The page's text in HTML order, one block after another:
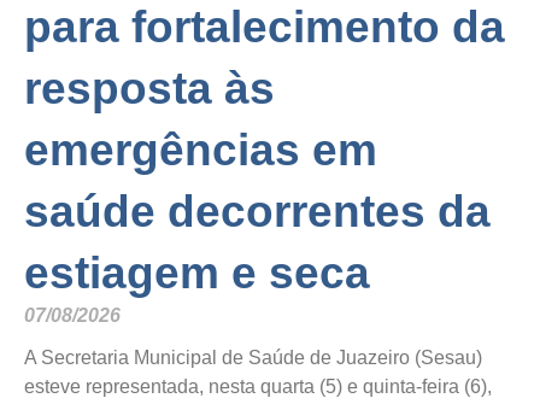
para fortalecimento da
resposta às
emergências em
saúde decorrentes da
estiagem e seca
07/08/2026
A Secretaria Municipal de Saúde de Juazeiro (Sesau)
esteve representada, nesta quarta (5) e quinta-feira (6),